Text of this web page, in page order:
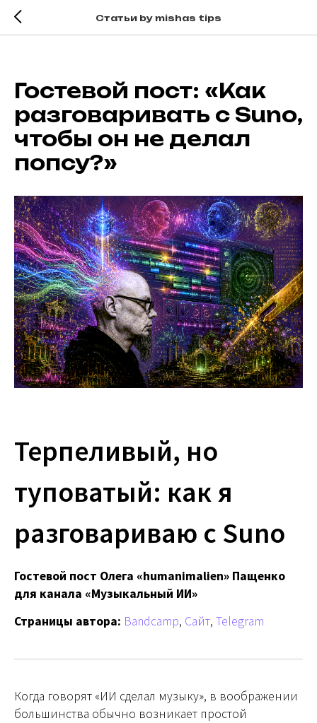
Статьи by mishas tips
Гостевой пост: «Как
разговаривать с Suno,
чтобы он не делал
попсу?»
Терпеливый, но
туповатый: как я
разговариваю с Suno
Гостевой пост Олега «humanimalien» Пащенко
для канала «Музыкальный ИИ»
Страницы автора: Bandcamp, Сайт, Telegram
Когда говорят «ИИ сделал музыку», в воображении
большинства обычно возникает простой